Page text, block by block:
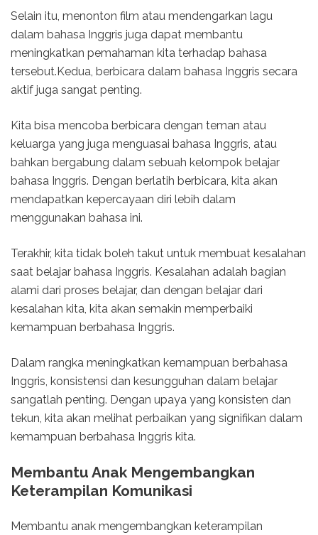
Selain itu, menonton film atau mendengarkan lagu
dalam bahasa Inggris juga dapat membantu
meningkatkan pemahaman kita terhadap bahasa
tersebut.Kedua, berbicara dalam bahasa Inggris secara
aktif juga sangat penting.
Kita bisa mencoba berbicara dengan teman atau
keluarga yang juga menguasai bahasa Inggris, atau
bahkan bergabung dalam sebuah kelompok belajar
bahasa Inggris. Dengan berlatih berbicara, kita akan
mendapatkan kepercayaan diri lebih dalam
menggunakan bahasa ini.
Terakhir, kita tidak boleh takut untuk membuat kesalahan
saat belajar bahasa Inggris. Kesalahan adalah bagian
alami dari proses belajar, dan dengan belajar dari
kesalahan kita, kita akan semakin memperbaiki
kemampuan berbahasa Inggris.
Dalam rangka meningkatkan kemampuan berbahasa
Inggris, konsistensi dan kesungguhan dalam belajar
sangatlah penting. Dengan upaya yang konsisten dan
tekun, kita akan melihat perbaikan yang signifikan dalam
kemampuan berbahasa Inggris kita.
Membantu Anak Mengembangkan
Keterampilan Komunikasi
Membantu anak mengembangkan keterampilan